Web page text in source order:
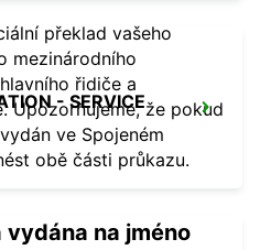
- SERVICE
překlad vašeho
mezinárodního
řidiče a
Upozorňujeme, že pokud
ve Spojeném
obě části průkazu.
na jméno